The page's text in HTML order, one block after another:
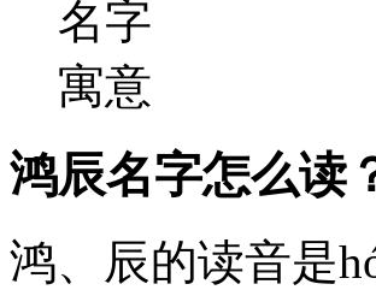
鸿辰名字怎么读
鸿、 辰的读音是